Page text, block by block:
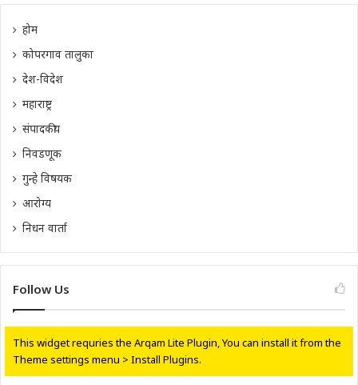
होम
कोपरगाव तालुका
देश-विदेश
महाराष्ट्र
संपादकीय
निवडणूक
गुन्हे विषयक
आरोग्य
निधन वार्ता
Follow Us
This widget requries the Arqam Lite Plugin, You can install it from the
Theme settings menu > Install Plugins.